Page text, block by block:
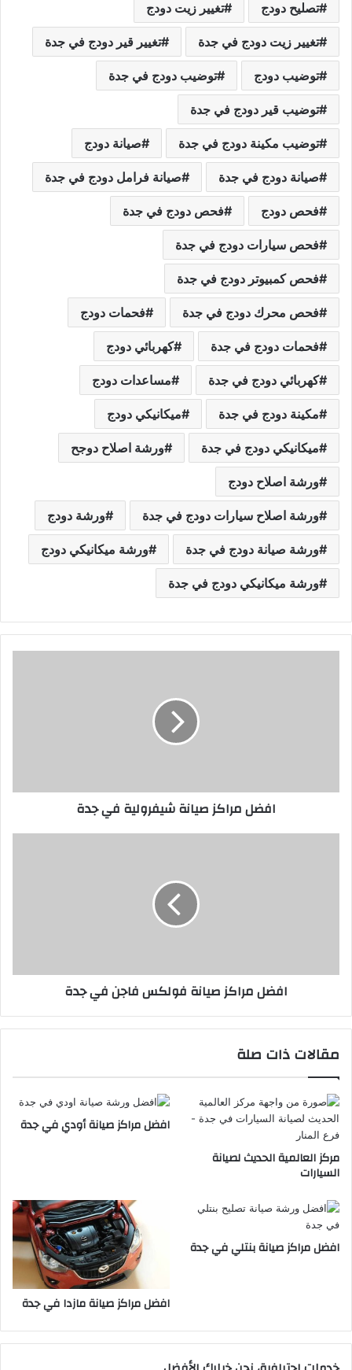
تصليح دودج تغيير زيت دودج
تغيير زيت دودج في جدة تغيير قير دودج في جدة
توضيب دودج توضيب دودج في جدة
توضيب قير دودج في جدة
توضيب مكينة دودج في جدة صيانة دودج
صيانة دودج في جدة صيانة فرامل دودج في جدة
فحص دودج فحص دودج في جدة
فحص سيارات دودج في جدة
فحص كمبيوتر دودج في جدة
فحص محرك دودج في جدة فحمات دودج
فحمات دودج في جدة كهربائي دودج
كهربائي دودج في جدة مساعدات دودج
مكينة دودج في جدة ميكانيكي دودج
ميكانيكي دودج في جدة ورشة اصلاح دوجح
ورشة اصلاح دودج
ورشة اصلاح سيارات دودج في جدة ورشة دودج
ورشة صيانة دودج في جدة ورشة ميكانيكي دودج
ورشة ميكانيكي دودج في جدة
ز
ل
ج
افضل مراكز صيانة شيفرولية في جدة
ز
ة
ل
ك
س
ف
ا
ن
ف
ج
افضل مراكز صيانة فولكس فاجن في جدة
مقالات ذات صلة
مركز العالمية الحديث لصيانة
السيارات
افضل مراكز صيانة أودي في جدة
افضل مراكز صيانة بنتلي في جدة
افضل مراكز صيانة مازدا في جدة